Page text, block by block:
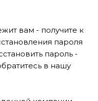
вам - получите к
пароля
пароль -
в нашу